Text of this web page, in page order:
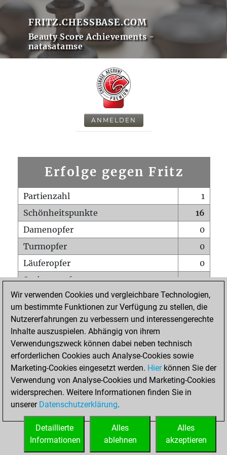
FRITZ.CHESSBASE.COM
Beauty Score Achievements -
natasatamse
ANMELDEN
Erfolge gegen Fritz
Partienzahl
1
Schönheitspunkte
16
Damenopfer
0
Turmopfer
0
Läuferopfer
0
Springeropfer
0
Bauernopfer
0
Matt auf vollem Brett
0
Bauer setzt Matt
Erstickte Matts
Unterverwandlungen
0
Türme auf der siebten
0
STARTSEITE
Wir verwenden Cookies und vergleichbare Technologien,
um bestimmte Funktionen zur Verfügung zu stellen, die
Nutzererfahrungen zu verbessern und interessengerechte
Inhalte auszuspielen. Abhängig von ihrem
Verwendungszweck können dabei neben technisch
erforderlichen Cookies auch Analyse-Cookies sowie
Marketing-Cookies eingesetzt werden. Hierkönnen Sie der
Verwendung von Analyse-Cookies und Marketing-Cookies
widersprechen. Weitere Informationen finden Sie in
unserer Datenschutzerklärung.
Alles
akzeptieren
Alles
ablehnen
Detaillierte
Informationen